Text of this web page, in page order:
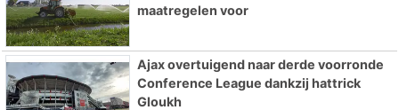
maatregelen voor
Ajax overtuigend naar derde voorronde
Conference League dankzij hattrick
Gloukh